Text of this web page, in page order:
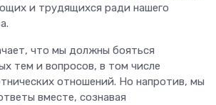
и трудящихся ради нашего
что мы должны бояться
тем и вопросов, в том числе
отношений. Но напротив, мы
вместе, сознавая